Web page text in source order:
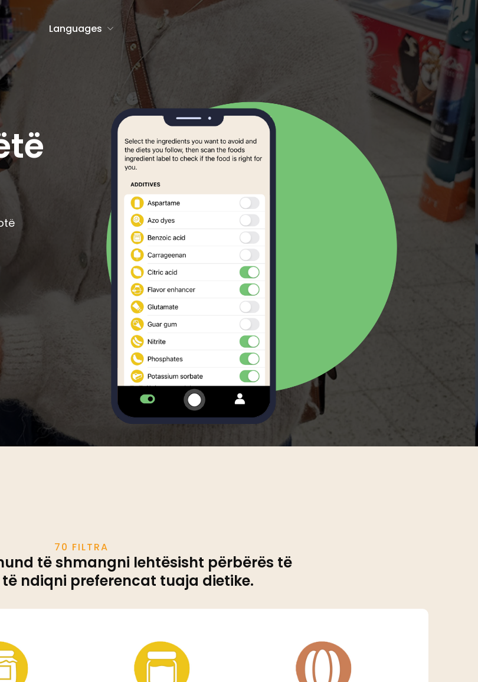
Languages
Indonesian
Irish
Malagasy
Maltese
Norwegian Bokmål
Occitan
Polish
Portuguese
Romanian
Samoan
Scots Gaelic
Slovene
70 FILTRA
të shmangni lehtësisht përbërës të
ndiqni preferencat tuaja dietike.